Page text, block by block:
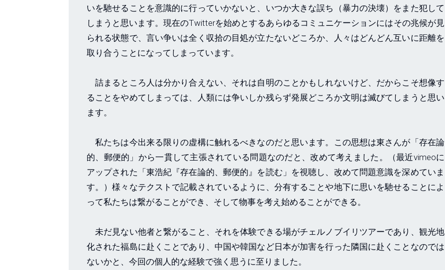
いを馳せることを意識的に行っていかないと、いつか大きな誤ち（暴力の決壊）をまた犯して
しまうと思います。現在のTwitterを始めとするあらゆるコミュニケーションにはその兆候が見
られる状態で、言い争いは全く収拾の目処が立たないどころか、人々はどんどん互いに距離を
取り合うことになってしまっています。
詰まるところ人は分かり合えない、それは自明のことかもしれないけど、だからこそ想像す
ることをやめてしまっては、人類には争いしか残らず発展どころか文明は滅びてしまうと思い
ます。
私たちは今出来る限りの虚構に触れるべきなのだと思います。この思想は東さんが「存在論
的、郵便的」から一貫して主張されている問題なのだと、改めて考えました。（最近vimeoに
アップされた「東浩紀『存在論的、郵便的』を読む」を視聴し、改めて問題意識を深めていま
す。）様々なテクストで記載されているように、分有することや地下に思いを馳せることによ
って私たちは繋がることができ、そして物事を考え始めることができる。
未だ見ない他者と繋がること、それを体験できる場がチェルノブイリツアーであり、観光地
化された福島に赴くことであり、中国や韓国など日本が加害を行った隣国に赴くことなのでは
ないかと、今回の個人的な経験で強く思うに至りました。